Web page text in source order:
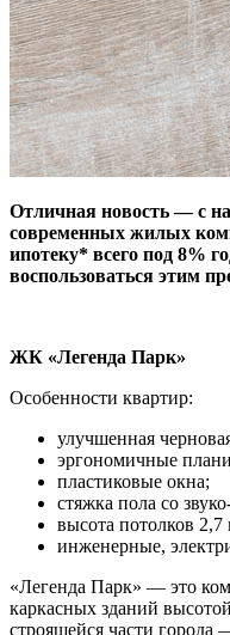
Отличная новость — с
современных жилых
ипотеку* всего под 8%
воспользоваться этим
ЖК «Легенда Парк»
Особенности квартир:
улучшенная
эргономичные
пластиковые окна;
стяжка пола со
высота потолков 2,7
инженерные,
«Легенда Парк» — это
каркасных зданий
строящейся части